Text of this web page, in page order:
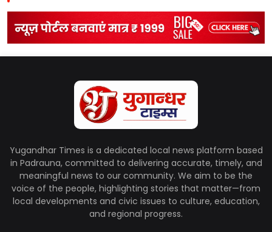
Yugandhar Times is a dedicated local news platform based
in Padrauna, committed to delivering accurate, timely, and
meaningful news to our community. We aim to be the
voice of the people, highlighting stories that matter—from
local developments and civic issues to culture, education,
and regional progress.